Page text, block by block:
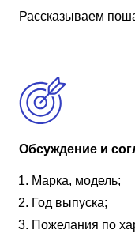
Рассказываем
Обсуждение и
Марка, модель;
Год выпуска;
Пожелания по